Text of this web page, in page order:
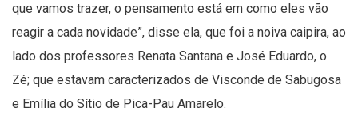
que vamos trazer, o pensamento está em como eles vão
reagir a cada novidade”, disse ela, que foi a noiva caipira, ao
lado dos professores Renata Santana e José Eduardo, o
Zé; que estavam caracterizados de Visconde de Sabugosa
e Emília do Sítio de Pica-Pau Amarelo.